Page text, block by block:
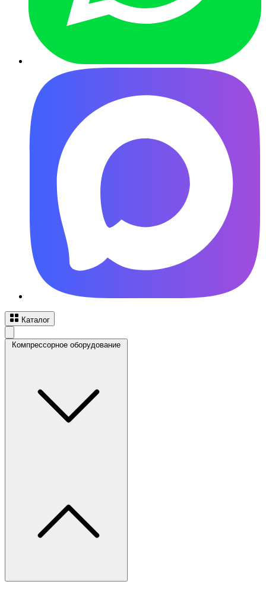
Каталог
Компрессорное оборудование